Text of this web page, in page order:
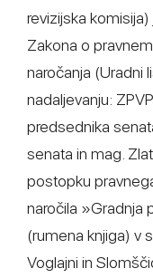
revizijska
Zakona o
naročanja (Uradni
nadaljevanju:
predsednika
senata in mag.
postopku
naročila »Gradnja
(rumena knjiga) v
Voglajni in